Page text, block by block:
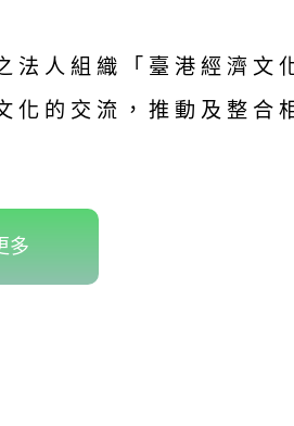
人組織「臺港經濟文
化的交流，推動及整合
多